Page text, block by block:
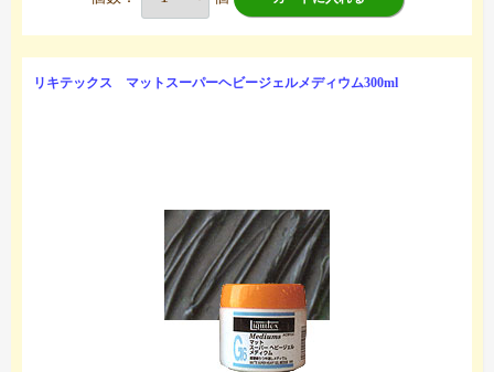
リキテックス マットスーパーヘビージェルメディウム300ml